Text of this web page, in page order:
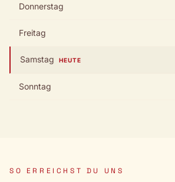
Donnerstag
Freitag
Samstag HEUTE
Sonntag
SO ERREICHST DU UNS